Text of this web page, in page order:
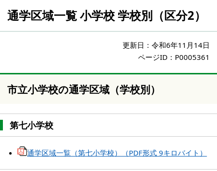
通学区域一覧 小学校 学校別（区分2）
更新日： 令和6年11月14日
ページID：P0005361
市立小学校の通学区域（学校別）
第七小学校
通学区域一覧（第七小学校）（PDF形式 9キロバイト）